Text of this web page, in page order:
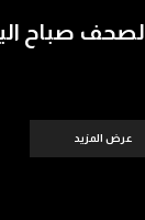
صباح
عرض المزيد